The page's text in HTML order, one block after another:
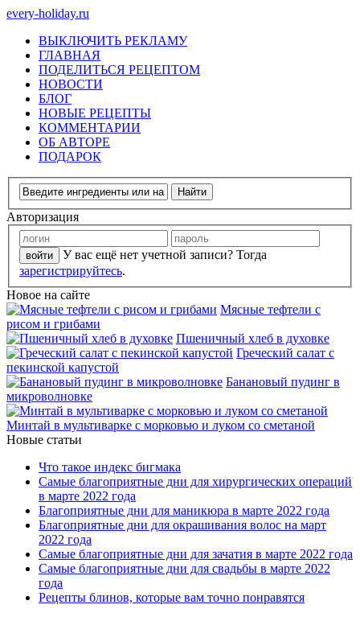
every-holiday.ru
ВЫКЛЮЧИТЬ РЕКЛАМУ
ГЛАВНАЯ
ПОДЕЛИТЬСЯ РЕЦЕПТОМ
НОВОСТИ
БЛОГ
НОВЫЕ РЕЦЕПТЫ
КОММЕНТАРИИ
ОБ АВТОРЕ
ПОДАРОК
Авторизация
У вас ещё нет учетной записи? Тогда
зарегистрируйтесь.
Новое на сайте
Мясные тефтели с
рисом и грибами
Пшеничный хлеб в духовке
Греческий салат с
пекинской капустой
Банановый пудинг в
микроволновке
Минтай в мультиварке с морковью и луком со сметаной
Новые статьи
Что такое индекс бигмака
Самые благоприятные дни для хирургических операций
в марте 2022 года
Благоприятные дни для маникюра в марте 2022 года
Благоприятные дни для окрашивания волос на март
2022 года
Самые благоприятные дни для зачатия в марте 2022 года
Самые благоприятные дни для свадьбы в марте 2022
года
Рецепты блинов, которые вам точно понравятся